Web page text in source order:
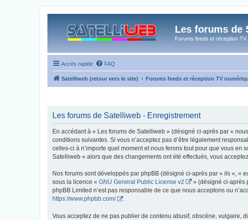
Les forums de
Forums feeds et réception
Accès rapide FAQ
Satelliweb (retour vers le site) Forums feeds et réception TV
Les forums de Satelliweb - Enregistrement
En accédant à « Les forums de Satelliweb » (désigné ci-après par «
conditions suivantes. Si vous n’acceptez pas d’être légalement
celles-ci à n’importe quel moment et nous ferons tout pour que vous en
Satelliweb » alors que des changements ont été effectués, vous
Nos forums sont développés par phpBB (désigné ci-après par « ils », «
sous la licence « GNU General Public License v2 » (désigné ci-après
phpBB Limited n’est pas responsable de ce que nous acceptons ou
https://www.phpbb.com/
.
Vous acceptez de ne pas publier de contenu abusif, obscène, vulgaire,